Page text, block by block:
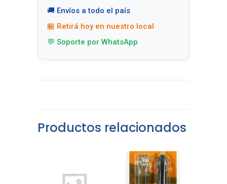
🚚 Envíos a todo el país
🏪 Retirá hoy en nuestro local
💬 Soporte por WhatsApp
Productos relacionados